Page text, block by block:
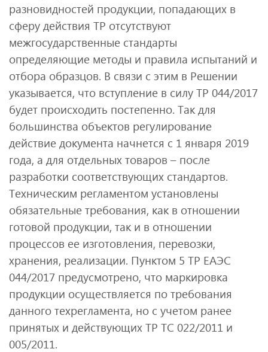
разновидностей продукции, попадающих в
сферу действия ТР отсутствуют
межгосударственные стандарты
определяющие методы и правила испытаний и
отбора образцов. В связи с этим в Решении
указывается, что вступление в силу ТР 044/2017
будет происходить постепенно. Так для
большинства объектов регулирование
действие документа начнется с 1 января 2019
года, а для отдельных товаров – после
разработки соответствующих стандартов.
Техническим регламентом установлены
обязательные требования, как в отношении
готовой продукции, так и в отношении
процессов ее изготовления, перевозки,
хранения, реализации. Пунктом 5 ТР ЕАЭС
044/2017 предусмотрено, что маркировка
продукции осуществляется по требования
данного техрегламента, но с учетом ранее
принятых и действующих ТР ТС 022/2011 и
005/2011.